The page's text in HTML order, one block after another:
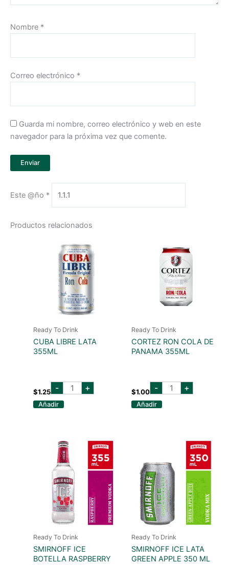
Nombre *
Correo electrónico *
Guarda mi nombre, correo electrónico y web en este
navegador para la próxima vez que comente.
Este @ño *
Productos relacionados
Ready To Drink
CUBA LIBRE LATA
355ML
$1.25 - cuba
libre
lata
355ml
+
Añadir
Ready To Drink
CORTEZ RON COLA DE
PANAMA 355ML
$1.00 - cortez
ron
cola
de
+
Añadir
Ready To Drink
SMIRNOFF ICE
BOTELLA RASPBERRY
Ready To Drink
SMIRNOFF ICE LATA
GREEN APPLE 350 ML